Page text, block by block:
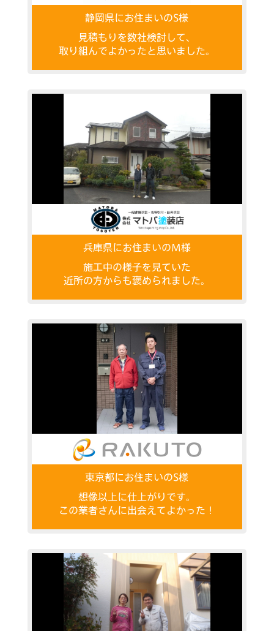
静岡県にお住まいのS様
見積もりを数社検討して、
取り組んでよかったと思いました。
兵庫県にお住まいのM様
施工中の様子を見ていた
近所の方からも褒められました。
東京都にお住まいのS様
想像以上に仕上がりです。
この業者さんに出会えてよかった！